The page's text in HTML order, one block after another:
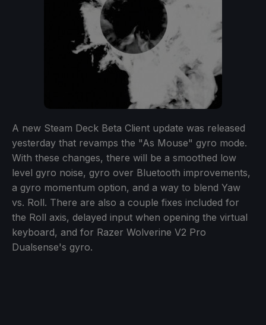
A new Steam Deck Beta Client update was released
yesterday that revamps the "As Mouse" gyro mode.
With these changes, there will be a smoothed low
level gyro noise, gyro over Bluetooth improvements,
a gyro momentum option, and a way to blend Yaw
vs. Roll. There are also a couple fixes included for
the Roll axis, delayed input when opening the virtual
keyboard, and for Razer Wolverine V2 Pro
Dualsense's gyro.